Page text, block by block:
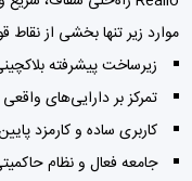
موارد زیر تنها بخشی از
زیرساخت پیشرفته
تمرکز بر دارایی‌های
کاربری ساده و کارمزد
جامعه فعال و نظام